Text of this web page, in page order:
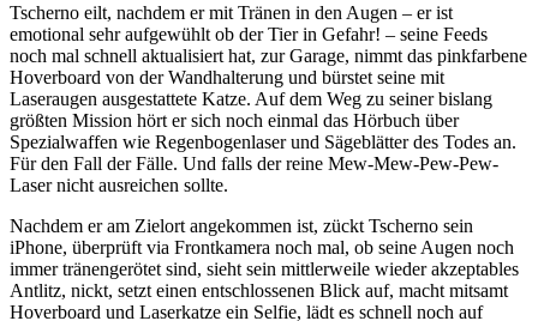
Tscherno eilt, nachdem er mit Tränen in den Augen – er ist
emotional sehr aufgewühlt ob der Tier in Gefahr! – seine Feeds
noch mal schnell aktualisiert hat, zur Garage, nimmt das pinkfarbene
Hoverboard von der Wandhalterung und bürstet seine mit
Laseraugen ausgestattete Katze. Auf dem Weg zu seiner bislang
größten Mission hört er sich noch einmal das Hörbuch über
Spezialwaffen wie Regenbogenlaser und Sägeblätter des Todes an.
Für den Fall der Fälle. Und falls der reine Mew-Mew-Pew-Pew-
Laser nicht ausreichen sollte.
Nachdem er am Zielort angekommen ist, zückt Tscherno sein
iPhone, überprüft via Frontkamera noch mal, ob seine Augen noch
immer tränengerötet sind, sieht sein mittlerweile wieder akzeptables
Antlitz, nickt, setzt einen entschlossenen Blick auf, macht mitsamt
Hoverboard und Laserkatze ein Selfie, lädt es schnell noch auf